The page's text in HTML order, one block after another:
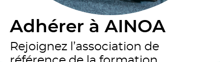
Adhérer à AINOA
Rejoignez l’association de